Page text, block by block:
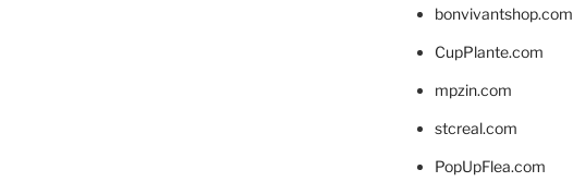
bonvivantshop.com
CupPlante.com
mpzin.com
stcreal.com
PopUpFlea.com